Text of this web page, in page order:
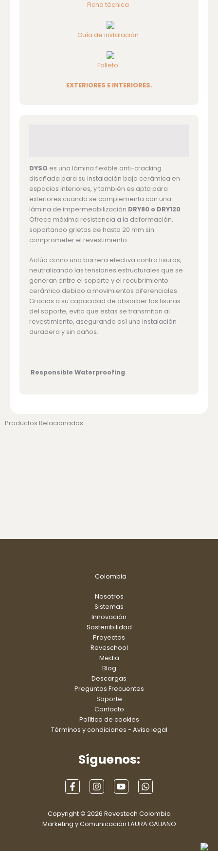
Ficha técnica
Guía de instalación
Folleto
EXTERIORES E INTERIORES.
DYSO es una lámina flexible anti-cracking
diseñada para su instalación bajo cerámica en
espacios interiores, y también es apta para
exteriores cuando se complementa con una
lámina de impermeabilización DRY80 o DRY120.
Ofrece máxima resistencia a la deformación,
soportando grietas de hasta 20 mm sin
comprometer el revestimiento.
Actúa como una barrera efectiva contra fisuras,
neutralizando las tensiones estructurales que se
generan entre el soporte y el recubrimiento
cerámico debido a movimientos diferenciales.
Gracias a su capacidad de absorber las fisuras
del soporte, evita que estas se transmitan al
revestimiento, asegurando así una instalación
duradera y sin daños.
Responsible Waterproofing
Productos Relacionados
Colombia
Nosotros
Sistemas
Innovación
Sostenibilidad
Proyectos
Reveschool
Media
Blog
Descargas
Preguntas Frecuentes
Soporte
Contacto
Política de cookies
Términos y condiciones - Aviso legal
Síguenos:
Copyright © 2026 Revestech Colombia
Marketing y Comunicación LAURA GALIANO